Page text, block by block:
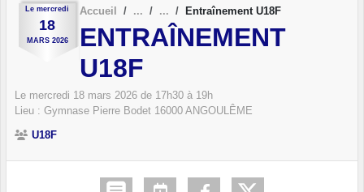
Le mercredi
18
MARS 2026
Accueil Entraînement U18F
ENTRAÎNEMENT
U18F
Le mercredi 18 mars 2026 de 17h30 à 19h
Lieu : Gymnase Pierre Bodet 16000 ANGOULÊME
U18F